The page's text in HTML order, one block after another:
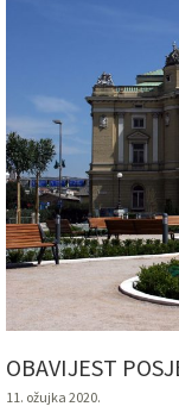
OBAVIJEST
11. ožujka 2020.